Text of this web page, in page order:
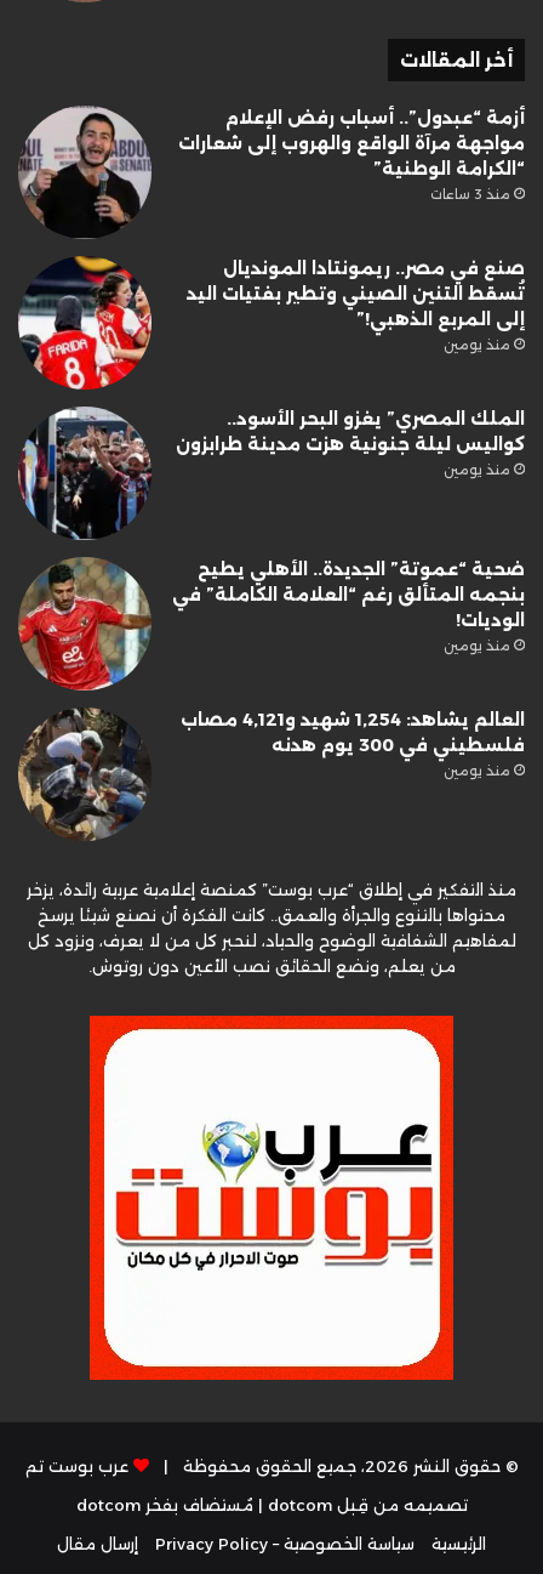
أخر المقالات
أزمة “عبدول”.. أسباب رفض الإعلام
مواجهة مرآة الواقع والهروب إلى شعارات
“الكرامة الوطنية”
منذ 3 ساعات
صنع في مصر.. ريمونتادا المونديال
تُسقط التنين الصيني وتطير بفتيات اليد
إلى المربع الذهبي!”
منذ يومين
الملك المصري” يغزو البحر الأسود..
كواليس ليلة جنونية هزت مدينة طرابزون
منذ يومين
ضحية “عموتة” الجديدة.. الأهلي يطيح
بنجمه المتألق رغم “العلامة الكاملة” في
الوديات!
منذ يومين
العالم يشاهد: 1,254 شهيد و4,121 مصاب
فلسطيني في 300 يوم هدنه
منذ يومين
منذ التفكير في إطلاق “عرب بوست” كمنصة إعلامية عربية رائدة، يزخر
محتواها بالتنوع والجرأة والعمق.. كانت الفكرة أن نصنع شيئا يرسخ
لمفاهيم الشفافية الوضوح والحياد، لنحبر كل من لا يعرف، ونزود كل
من يعلم، ونضع الحقائق نصب الأعين دون روتوش.
© حقوق النشر 2026، جميع الحقوق محفوظة |
عرب بوست تم
تصميمه من قِبل dotcom
| مُستضاف بفخرdotcom
الرئيسية
سياسة الخصوصية – Privacy Policy
إرسال مقال